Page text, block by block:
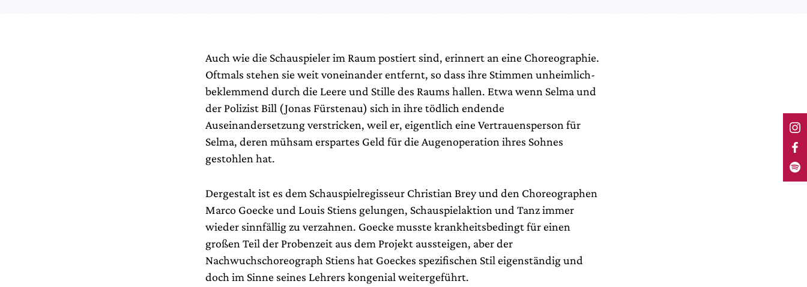
Auch wie die Schauspieler im Raum postiert sind, erinnert an eine Choreographie.
Oftmals stehen sie weit voneinander entfernt, so dass ihre Stimmen unheimlich-
beklemmend durch die Leere und Stille des Raums hallen. Etwa wenn Selma und
der Polizist Bill (Jonas Fürstenau) sich in ihre tödlich endende
Auseinandersetzung verstricken, weil er, eigentlich eine Vertrauensperson für
Selma, deren mühsam erspartes Geld für die Augenoperation ihres Sohnes
gestohlen hat.
Dergestalt ist es dem Schauspielregisseur Christian Brey und den Choreographen
Marco Goecke und Louis Stiens gelungen, Schauspielaktion und Tanz immer
wieder sinnfällig zu verzahnen. Goecke musste krankheitsbedingt für einen
großen Teil der Probenzeit aus dem Projekt aussteigen, aber der
Nachwuchschoreograph Stiens hat Goeckes spezifischen Stil eigenständig und
doch im Sinne seines Lehrers kongenial weitergeführt.